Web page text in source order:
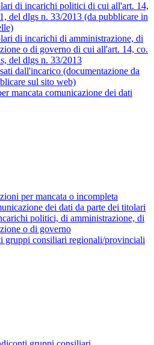
di incarichi politici di cui all'art. 14,
del dlgs n. 33/2013 (da pubblicare in
di incarichi di amministrazione, di
o di governo di cui all'art. 14, co.
del dlgs n. 33/2013
dall'incarico (documentazione da
sul sito web)
mancata comunicazione dei dati
per mancata o incompleta
dei dati da parte dei titolari
politici, di amministrazione, di
o di governo
gruppi consiliari regionali/provinciali